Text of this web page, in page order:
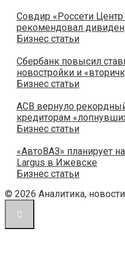
Совдир «Россети
рекомендовал
Бизнес статьи
Сбербанк повысил
новостройки и
Бизнес статьи
АСВ вернуло
кредиторам
Бизнес статьи
«АвтоВАЗ» планирует
Largus в Ижевске
Бизнес статьи
© 2026 Аналитика,